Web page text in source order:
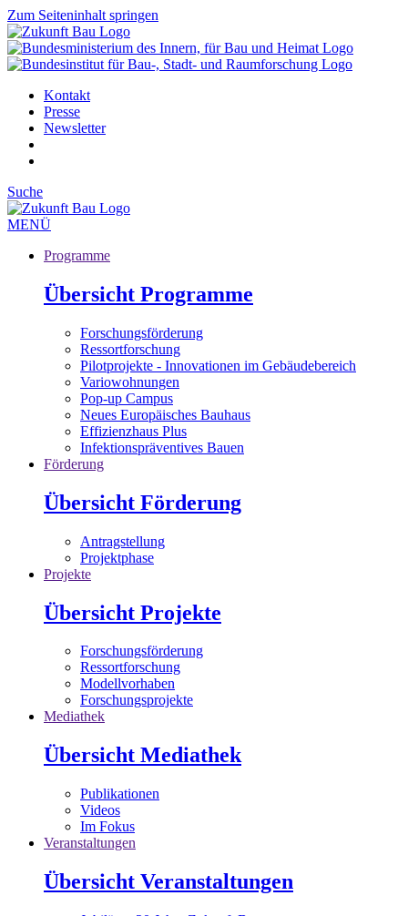
Zum Seiteninhalt springen
Kontakt
Presse
Newsletter
Suche
MENÜ
Programme
Übersicht Programme
Forschungsförderung
Ressortforschung
Pilotprojekte - Innovationen im Gebäudebereich
Variowohnungen
Pop-up Campus
Neues Europäisches Bauhaus
Effizienzhaus Plus
Infektionspräventives Bauen
Förderung
Übersicht Förderung
Antragstellung
Projektphase
Projekte
Übersicht Projekte
Forschungsförderung
Ressortforschung
Modellvorhaben
Forschungsprojekte
Mediathek
Übersicht Mediathek
Publikationen
Videos
Im Fokus
Veranstaltungen
Übersicht Veranstaltungen